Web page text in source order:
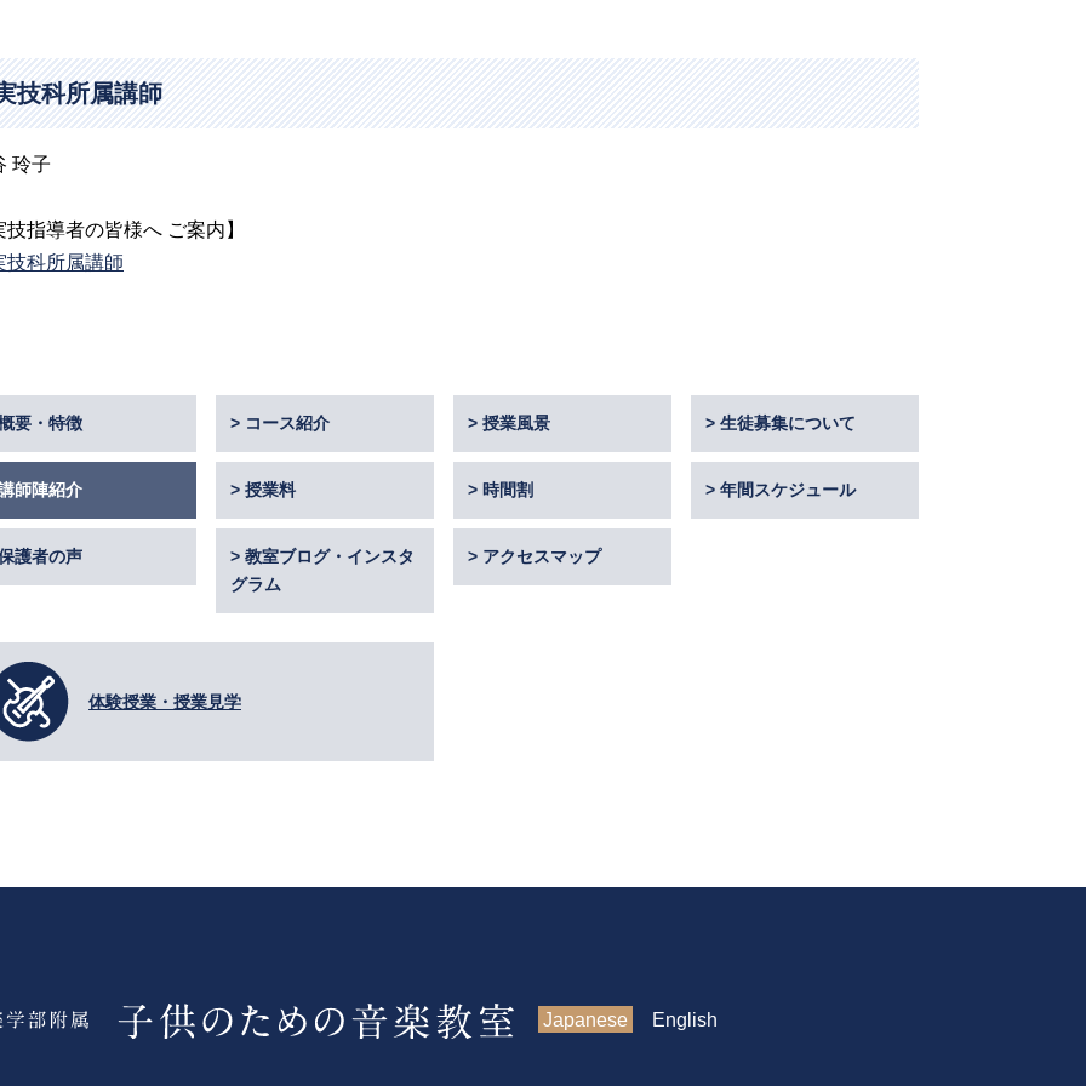
技科所属講師
玲子
技指導者の皆様へ ご案内】
技科所属講師
要・特徴 コース紹介 授業風景 生徒募集について
師陣紹介 授業料 時間割 年間スケジュール
護者の声
教室ブログ・インスタ
グラム
アクセスマップ
体験授業・授業見学
Japanese English